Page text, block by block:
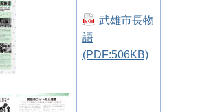
武雄市長物
語
(PDF:506KB)